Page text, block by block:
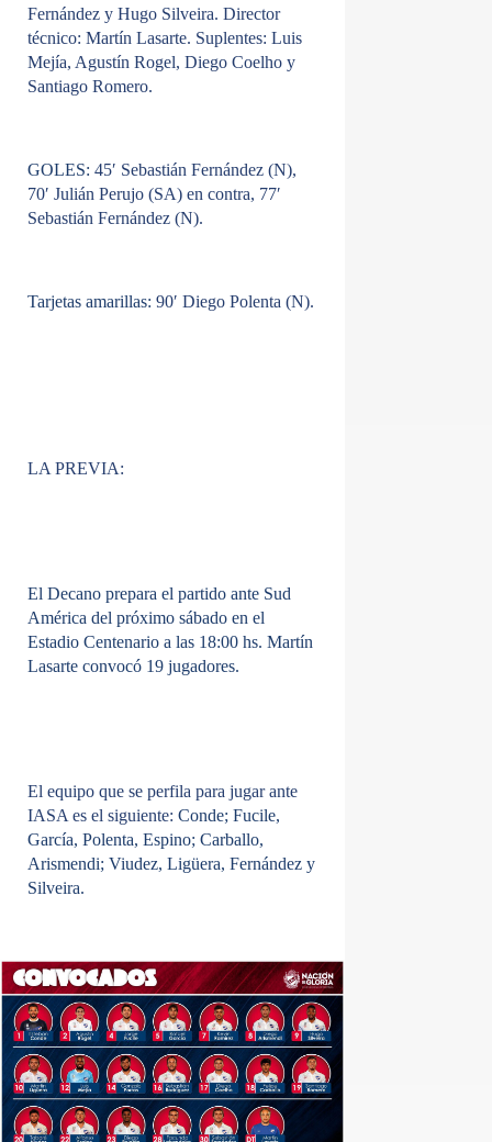
Fernández y Hugo Silveira. Director
técnico: Martín Lasarte. Suplentes: Luis
Mejía, Agustín Rogel, Diego Coelho y
Santiago Romero.
GOLES: 45′ Sebastián Fernández (N),
70′ Julián Perujo (SA) en contra, 77′
Sebastián Fernández (N).
Tarjetas amarillas: 90′ Diego Polenta (N).
LA PREVIA:
El Decano prepara el partido ante Sud
América del próximo sábado en el
Estadio Centenario a las 18:00 hs. Martín
Lasarte convocó 19 jugadores.
El equipo que se perfila para jugar ante
IASA es el siguiente: Conde; Fucile,
García, Polenta, Espino; Carballo,
Arismendi; Viudez, Ligüera, Fernández y
Silveira.